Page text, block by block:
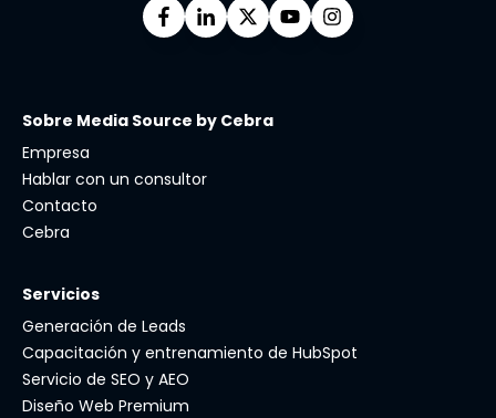
Sobre Media Source by Cebra
Empresa
Hablar con un consultor
Contacto
Cebra
Servicios
Generación de Leads
Capacitación y entrenamiento de HubSpot
Servicio de SEO y AEO
Diseño Web Premium